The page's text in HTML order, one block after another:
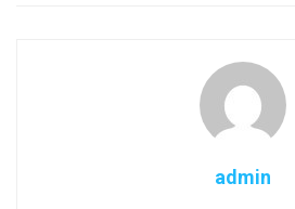
admin